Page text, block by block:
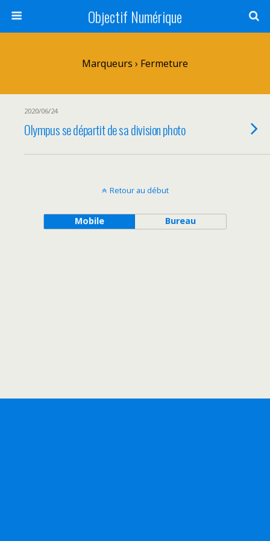
Objectif Numérique
Marqueurs › Fermeture
2020/06/24
Olympus se départit de sa division photo
Retour au début
Mobile Bureau